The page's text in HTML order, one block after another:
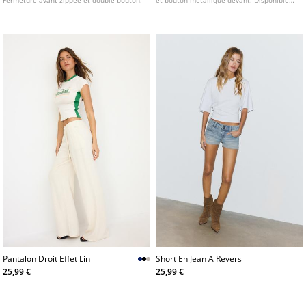
Pantalon Droit Effet Lin
25,99 €
Short En Jean A Revers
25,99 €